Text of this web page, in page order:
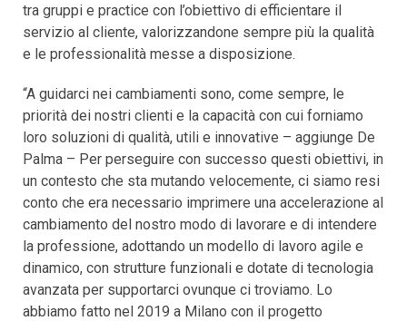
tra gruppi e practice con l’obiettivo di efficientare il
servizio al cliente, valorizzandone sempre più la qualità
e le professionalità messe a disposizione.
“A guidarci nei cambiamenti sono, come sempre, le
priorità dei nostri clienti e la capacità con cui forniamo
loro soluzioni di qualità, utili e innovative – aggiunge De
Palma – Per perseguire con successo questi obiettivi, in
un contesto che sta mutando velocemente, ci siamo resi
conto che era necessario imprimere una accelerazione al
cambiamento del nostro modo di lavorare e di intendere
la professione, adottando un modello di lavoro agile e
dinamico, con strutture funzionali e dotate di tecnologia
avanzata per supportarci ovunque ci troviamo. Lo
abbiamo fatto nel 2019 a Milano con il progetto